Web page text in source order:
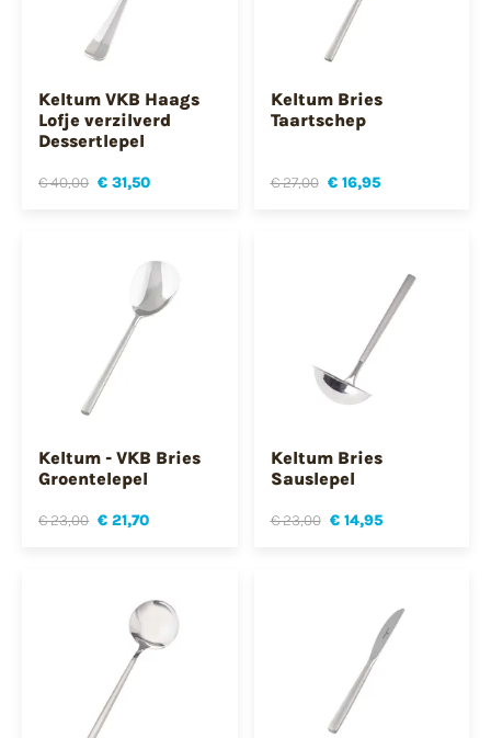
Keltum VKB Haags
Lofje verzilverd
Dessertlepel
€ 40,00 € 31,50
Keltum Bries
Taartschep
€ 27,00 € 16,95
Keltum - VKB Bries
Groentelepel
€ 23,00 € 21,70
Keltum Bries
Sauslepel
€ 23,00 € 14,95